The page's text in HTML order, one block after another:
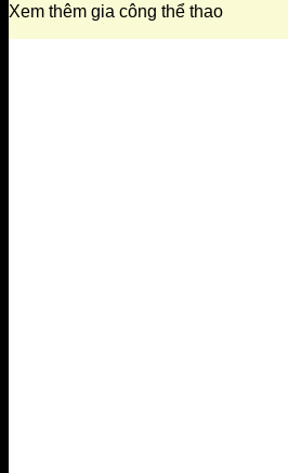
Xem thêm gia công thể thao